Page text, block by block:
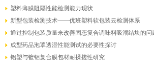
塑料薄膜阻隔性能检测能力现状
新型包装检测技术——优班塑料软包装云检测体系
通过控制包装质量来改善固态复合调味料吸潮结块的问
成型药品泡罩透湿性能测试的必要性探讨
铝塑与镀铝复合膜包材耐揉搓性研究